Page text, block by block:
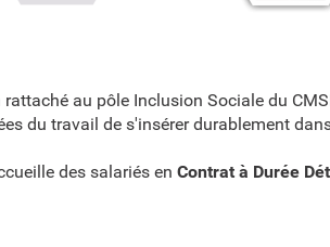
au pôle Inclusion Sociale du
du travail de s'insérer durablement
des salariés en Contrat à Durée